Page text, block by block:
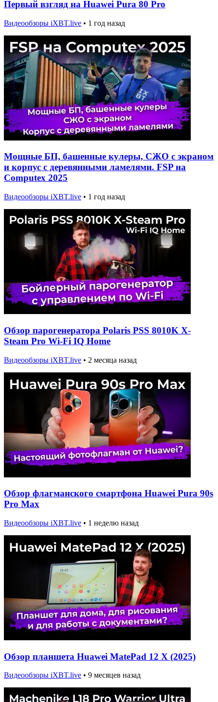
Первый взгляд на Huawei Pura 80 Pro
Видеообзоры iXBT.live • 1 год назад
Мощные БП, башенные кулеры, СЖО с экраном
и корпус с деревянными ламелями. FSP на
Computex 2025
Видеообзоры iXBT.live • 1 год назад
Обзор парогенератора Polaris PSS 8010K X-
Steam Pro Wi-Fi IQ Home
Видеообзоры iXBT.live • 2 месяца назад
Обзор флагманского смартфона Huawei Pura 90s
Pro Max
Видеообзоры iXBT.live • 1 неделю назад
Обзор планшета Huawei MatePad 12 X (2025)
Видеообзоры iXBT.live • 9 месяцев назад